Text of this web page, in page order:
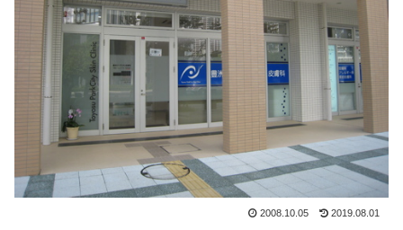
2008.10.05 2019.08.01